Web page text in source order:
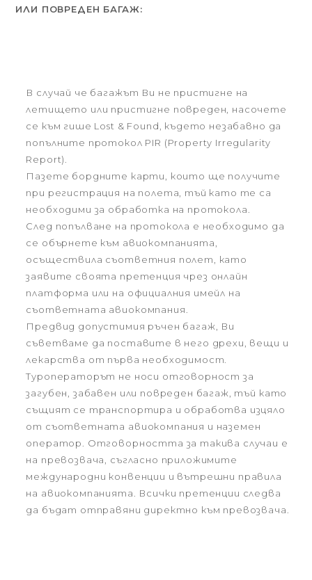
ИЛИ ПОВРЕДЕН БАГАЖ:
В случай че багажът Ви не пристигне на
летището или пристигне повреден, насочете
се към гише Lost & Found, където незабавно да
попълните протокол PIR (Property Irregularity
Report).
Пазете бордните карти, които ще получите
при регистрация на полета, тъй като те са
необходими за обработка на протокола.
След попълване на протокола е необходимо да
се обърнете към авиокомпанията,
осъществила съответния полет, като
заявите своята претенция чрез онлайн
платформа или на официалния имейл на
съответната авиокомпания.
Предвид допустимия ръчен багаж, Ви
съветваме да поставите в него дрехи, вещи и
лекарства от първа необходимост.
Туроператорът не носи отговорност за
загубен, забавен или повреден багаж, тъй като
същият се транспортира и обработва изцяло
от съответната авиокомпания и наземен
оператор. Отговорността за такива случаи е
на превозвача, съгласно приложимите
международни конвенции и вътрешни правила
на авиокомпанията. Всички претенции следва
да бъдат отправяни директно към превозвача.